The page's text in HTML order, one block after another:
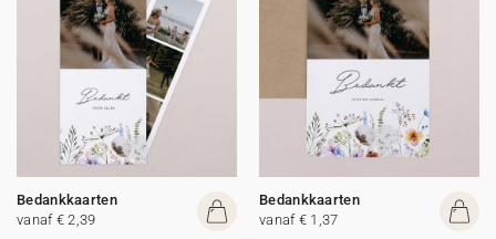
Bedankkaarten
vanaf € 2,39
Bedankkaarten
vanaf € 1,37